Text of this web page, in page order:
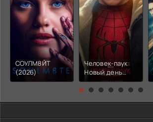
СОУЛМ8ЙТ
(2026)
Человек-паук:
Новый день
(2026)